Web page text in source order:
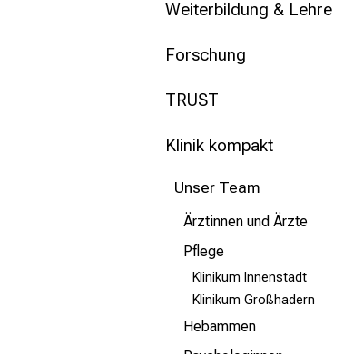
Weiterbildung & Lehre
Forschung
TRUST
Klinik kompakt
Unser Team
Ärztinnen und Ärzte
Pflege
Klinikum Innenstadt
Klinikum Großhadern
Hebammen
mehr Informationen